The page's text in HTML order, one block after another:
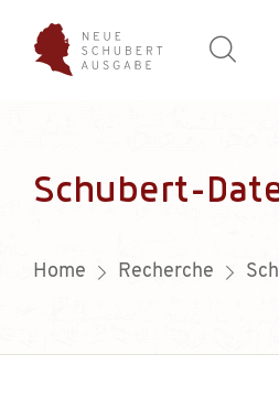
Schubert-
Home Recherche